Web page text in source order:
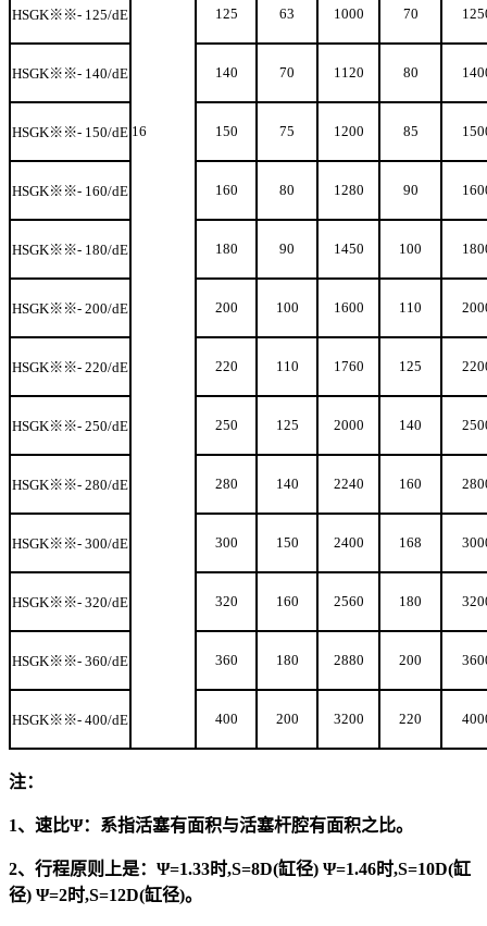
16
HSGK※※- 125/dE 125 63 1000 70
HSGK※※- 140/dE 140 70 1120 80
HSGK※※- 150/dE 150 75 1200 85
HSGK※※- 160/dE 160 80 1280 90
HSGK※※- 180/dE 180 90 1450 100
HSGK※※- 200/dE 200 100 1600 110
HSGK※※- 220/dE 220 110 1760 125
HSGK※※- 250/dE 250 125 2000 140
HSGK※※- 280/dE 280 140 2240 160
HSGK※※- 300/dE 300 150 2400 168
HSGK※※- 320/dE 320 160 2560 180
HSGK※※- 360/dE 360 180 2880 200
HSGK※※- 400/dE 400 200 3200 220
注：
1、速比Ψ：系指活塞有面积与活塞杆腔有面积之比。
2、行程原则上是：Ψ=1.33时,S=8D(缸径) Ψ=1.46时,S=10D(缸
径) Ψ=2时,S=12D(缸径)。